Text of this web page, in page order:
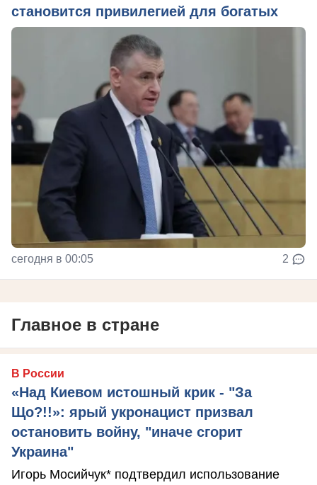
становится привилегией для богатых
сегодня в 00:05 2
Главное в стране
В России
«Над Киевом истошный крик - "За
Що?!!»: ярый укронацист призвал
остановить войну, "иначе сгорит
Украина"
Игорь Мосийчук* подтвердил использование